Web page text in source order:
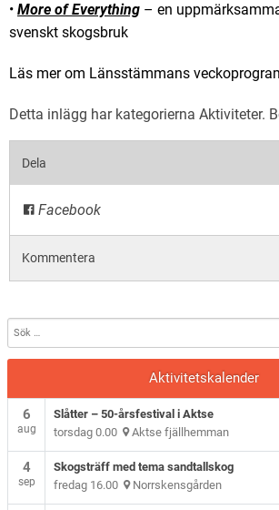
• More of Everything – en
svenskt skogsbruk
Läs mer om Länsstämmans
Detta inlägg har kategorierna Aktiviteter.
Dela
Facebook
Kommentera
Aktivitetskalender
6
aug
Slåtter – 50-årsfestival i Aktse
torsdag 0.00 Aktse fjällhemman
4
sep
Skogsträff med tema sandtallskog
fredag 16.00 Norrskensgården